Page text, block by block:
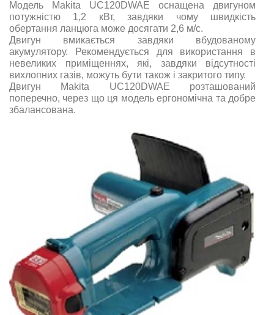
Модель Makita UC120DWAE оснащена двигуном
потужністю 1,2 кВт, завдяки чому швидкість
обертання ланцюга може досягати 2,6 м/с.
Двигун вмикається завдяки вбудованому
акумулятору. Рекомендується для використання в
невеликих приміщеннях, які, завдяки відсутності
вихлопних газів, можуть бути також і закритого типу.
Двигун Makita UC120DWAE розташований
поперечно, через що ця модель ергономічна та добре
збалансована.